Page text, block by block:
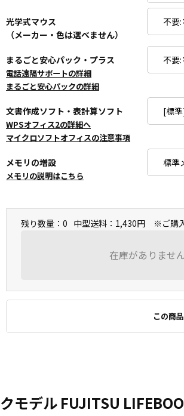
光学式マウス
（メーカー・色は選べません）
まるごと安心パック・プラス
電話遠隔サポートの詳細
まるごと安心パックの詳細
文書作成ソフト・表計算ソフト
WPSオフィス2の詳細へ
マイクロソフトオフィスの注意事項
メモリの増設
メモリの説明はこちら
残り数量：0 中型送料：1,430円 ※ご購入
在庫がありませ
この商
デル FUJITSU